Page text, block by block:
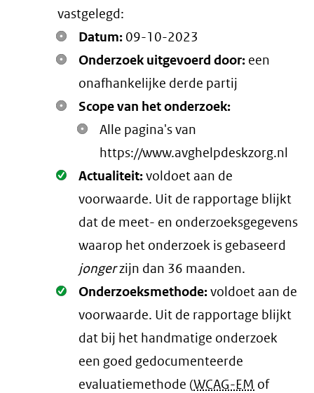
vastgelegd:
Datum: 09-10-2023
Onderzoek uitgevoerd door: een
onafhankelijke derde partij
Scope van het onderzoek:
Alle pagina's van
https://www.avghelpdeskzorg.nl
Oké.
Actualiteit:voldoet aan de
voorwaarde. Uit de rapportage blijkt
dat de meet- en onderzoeksgegevens
waarop het onderzoek is gebaseerd
jongerzijn dan 36 maanden.
Oké.
Onderzoeksmethode:voldoet aan de
voorwaarde. Uit de rapportage blijkt
dat bij het handmatige onderzoek
een goed gedocumenteerde
evaluatiemethode (WCAG-EM of